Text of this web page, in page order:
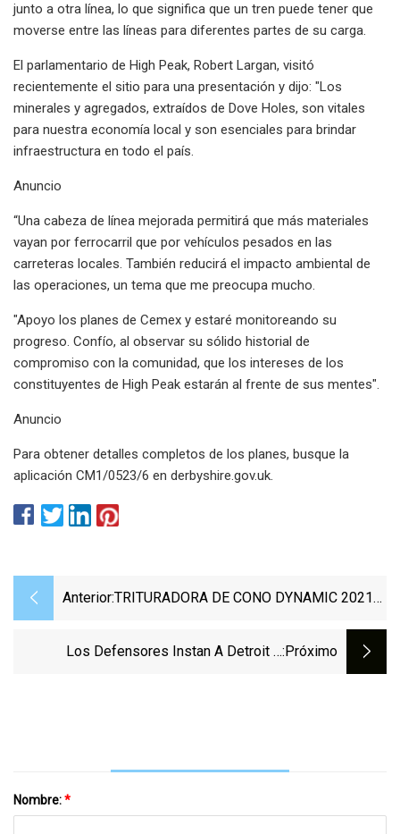
junto a otra línea, lo que significa que un tren puede tener que
moverse entre las líneas para diferentes partes de su carga.
El parlamentario de High Peak, Robert Largan, visitó
recientemente el sitio para una presentación y dijo: "Los
minerales y agregados, extraídos de Dove Holes, son vitales
para nuestra economía local y son esenciales para brindar
infraestructura en todo el país.
Anuncio
“Una cabeza de línea mejorada permitirá que más materiales
vayan por ferrocarril que por vehículos pesados ​​en las
carreteras locales. También reducirá el impacto ambiental de
las operaciones, un tema que me preocupa mucho.
"Apoyo los planes de Cemex y estaré monitoreando su
progreso. Confío, al observar su sólido historial de
compromiso con la comunidad, que los intereses de los
constituyentes de High Peak estarán al frente de sus mentes".
Anuncio
Para obtener detalles completos de los planes, busque la
aplicación CM1/0523/6 en derbyshire.gov.uk.
Anterior:TRITURADORA DE CONO DYNAMIC 2021
Los Defensores Instan A Detroit A:próximo
Nombre:*